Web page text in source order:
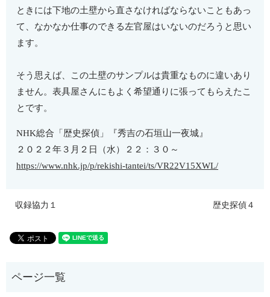
ときには下地の土壁から直さなければならないこともあっ
て、なかなか仕事のできる左官屋はいないのだろうと思い
ます。
そう思えば、この土壁のサンプルは貴重なものに違いあり
ません。表具屋さんにもよく希望通りに張ってもらえたこ
とです。
NHK総合「歴史探偵」『秀吉の石垣山一夜城』
２０２２年３月２日（水）２２：３０～
https://www.nhk.jp/p/rekishi-tantei/ts/VR22V15XWL/
収録協力１ 歴史探偵４